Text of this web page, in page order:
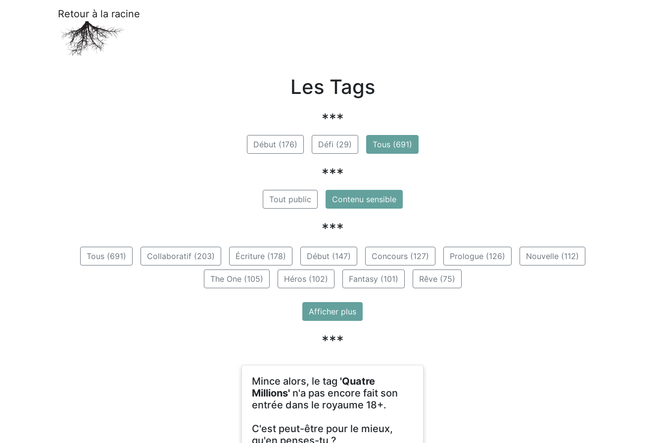
Retour à la racine
Les Tags
***
Début (176) Défi (29) Tous (691)
***
Tout public Contenu sensible
***
Tous (691) Collaboratif (203) Écriture (178) Début (147) Concours (127) Prologue (126) Nouvelle (112)
The One (105) Héros (102) Fantasy (101) Rêve (75)
Afficher plus
***
Mince alors, le tag 'Quatre
Millions' n'a pas encore fait son
entrée dans le royaume 18+.
C'est peut-être pour le mieux,
qu'en penses-tu ?